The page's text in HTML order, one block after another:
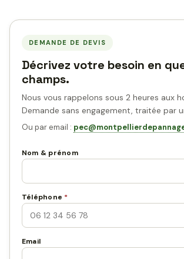
DEMANDE DE DEVIS
Décrivez votre besoin en
champs.
Nous vous rappelons sous 2 heures aux
Demande sans engagement, traitée par
Ou par email :
Nom & prénom
Téléphone *
Email